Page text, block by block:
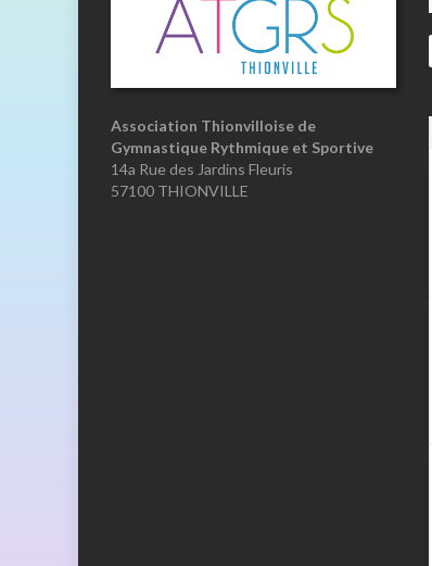
Association Thionvilloise de
Gymnastique Rythmique et Sportive
14a Rue des Jardins Fleuris
57100 THIONVILLE